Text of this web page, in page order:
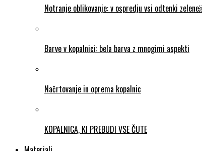
Notranje oblikovanje: v ospredju vsi odtenki
Barve v kopalnici: bela barva z mnogimi aspekti
Načrtovanje in oprema kopalnic
KOPALNICA, KI PREBUDI VSE ČUTE